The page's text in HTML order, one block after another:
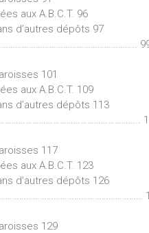
aux A.B.C.T. 96
d’autres dépôts 97
101
aux A.B.C.T. 109
d’autres dépôts 113
117
aux A.B.C.T. 123
d’autres dépôts 126
129